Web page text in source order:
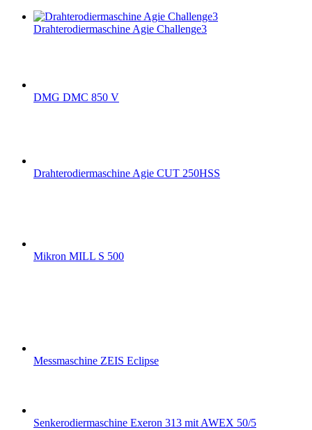
Drahterodiermaschine Agie Challenge3
DMG DMC 850 V
Drahterodiermaschine Agie CUT 250HSS
Mikron MILL S 500
Messmaschine ZEIS Eclipse
Senkerodiermaschine Exeron 313 mit AWEX 50/5